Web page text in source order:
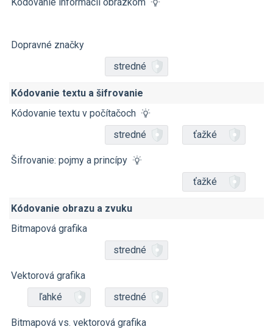
Dopravné značky
stredné
Kódovanie textu a šifrovanie
Kódovanie textu v počítačoch
stredné
ťažké
Šifrovanie: pojmy a princípy
ťažké
Kódovanie obrazu a zvuku
Bitmapová grafika
stredné
Vektorová grafika
ľahké
stredné
Bitmapová vs. vektorová grafika